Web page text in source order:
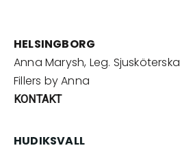
HELSINGBORG
Anna Marysh, Leg. Sjusköterska
Fillers by Anna
KONTAKT
HUDIKSVALL